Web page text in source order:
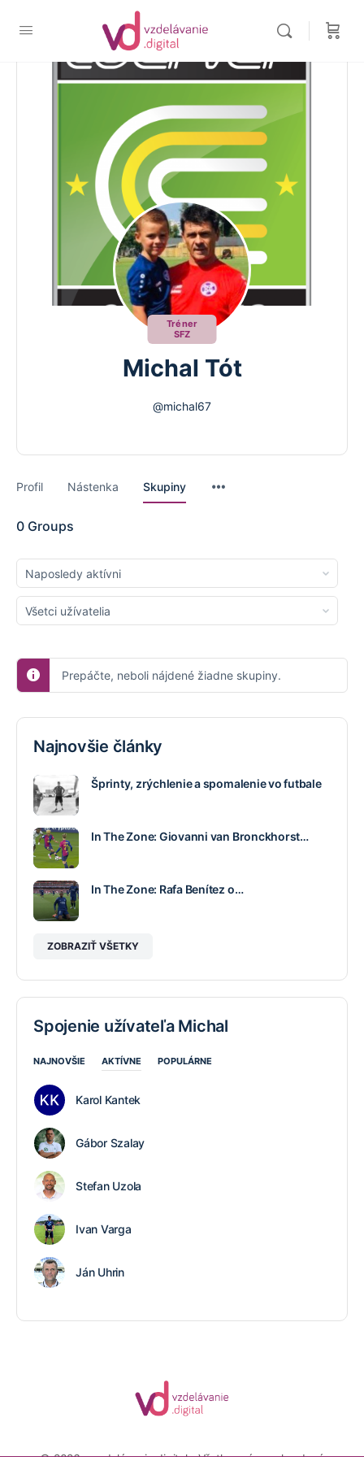
Tréner
SFZ
Michal Tót
@michal67
Profil Nástenka Skupiny
0 Groups
Order
By:
Order
By:
Prepáčte, neboli nájdené žiadne skupiny.
Najnovšie články
Šprinty, zrýchlenie a spomalenie vo futbale
In The Zone: Giovanni van Bronckhorst…
In The Zone: Rafa Benítez o…
ZOBRAZIŤ VŠETKY
Spojenie užívateľa Michal
NAJNOVŠIE AKTÍVNE POPULÁRNE
Karol Kantek
Gábor Szalay
Stefan Uzola
Ivan Varga
Ján Uhrin